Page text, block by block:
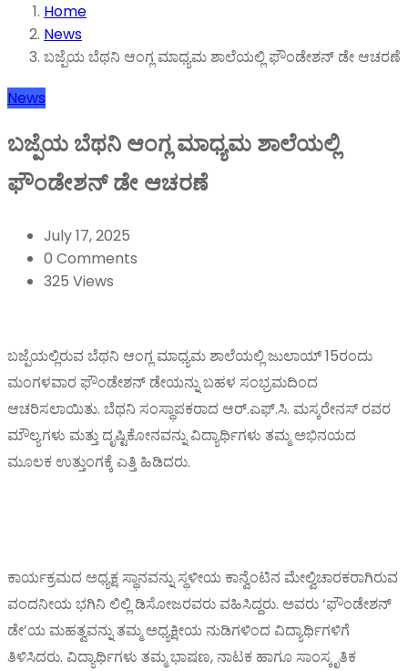
Home
News
ಬಜ್ಪೆಯ ಬೆಥನಿ ಆಂಗ್ಲ ಮಾಧ್ಯಮ ಶಾಲೆಯಲ್ಲಿ ಫೌಂಡೇಶನ್ ಡೇ ಆಚರಣೆ
News
ಬಜ್ಪೆಯ ಬೆಥನಿ ಆಂಗ್ಲ ಮಾಧ್ಯಮ ಶಾಲೆಯಲ್ಲಿ
ಫೌಂಡೇಶನ್ ಡೇ ಆಚರಣೆ
July 17, 2025
0 Comments
325 Views
ಬಜ್ಪೆಯಲ್ಲಿರುವ ಬೆಥನಿ ಆಂಗ್ಲ ಮಾಧ್ಯಮ ಶಾಲೆಯಲ್ಲಿ ಜುಲಾಯ್ 15ರಂದು
ಮಂಗಳವಾರ ಫೌಂಡೇಶನ್ ಡೇಯನ್ನು ಬಹಳ ಸಂಭ್ರಮದಿಂದ
ಆಚರಿಸಲಾಯಿತು. ಬೆಥನಿ ಸಂಸ್ಥಾಪಕರಾದ ಆರ್.ಎಫ್.ಸಿ. ಮಸ್ಕರೇನಸ್ ರವರ
ಮೌಲ್ಯಗಳು ಮತ್ತು ದೃಷ್ಟಿಕೋನವನ್ನು ವಿದ್ಯಾರ್ಥಿಗಳು ತಮ್ಮ ಅಭಿನಯದ
ಮೂಲಕ ಉತ್ತುಂಗಕ್ಕೆ ಎತ್ತಿ ಹಿಡಿದರು.
ಕಾರ್ಯಕ್ರಮದ ಅಧ್ಯಕ್ಷ ಸ್ಥಾನವನ್ನು ಸ್ಥಳೀಯ ಕಾನ್ವೆಂಟಿನ ಮೇಲ್ವಿಚಾರಕರಾಗಿರುವ
ವಂದನೀಯ ಭಗಿನಿ ಲಿಲ್ಲಿ ಡಿಸೋಜರವರು ವಹಿಸಿದ್ದರು. ಅವರು ‘ಫೌಂಡೇಶನ್
ಡೇ’ಯ ಮಹತ್ವವನ್ನು ತಮ್ಮ ಅಧ್ಯಕ್ಷೀಯ ನುಡಿಗಳಿಂದ ವಿದ್ಯಾರ್ಥಿಗಳಿಗೆ
ತಿಳಿಸಿದರು. ವಿದ್ಯಾರ್ಥಿಗಳು ತಮ್ಮ ಭಾಷಣ, ನಾಟಕ ಹಾಗೂ ಸಾಂಸ್ಕೃತಿಕ